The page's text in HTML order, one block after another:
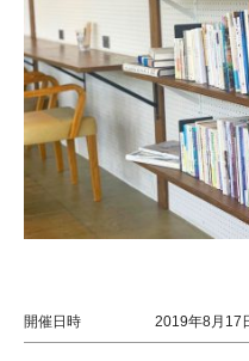
開催日時 2019年8月17